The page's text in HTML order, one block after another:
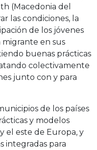
(Macedonia del
las condiciones, la
de los jóvenes
migrante en sus
buenas prácticas
colectivamente
junto con y para
de los países
y modelos
el este de Europa, y
integradas para